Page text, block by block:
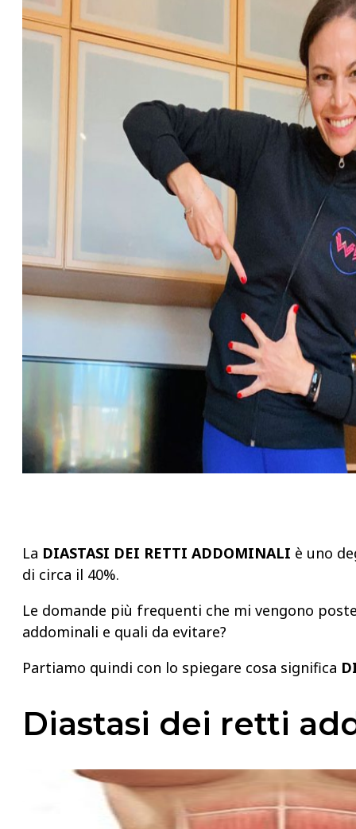
La DIASTASI DEI RETTI ADDOMINALI è uno
di circa il 40%.
Le domande più frequenti che mi vengono
addominali e quali da evitare?
Partiamo quindi con lo spiegare cosa significa
Diastasi dei retti